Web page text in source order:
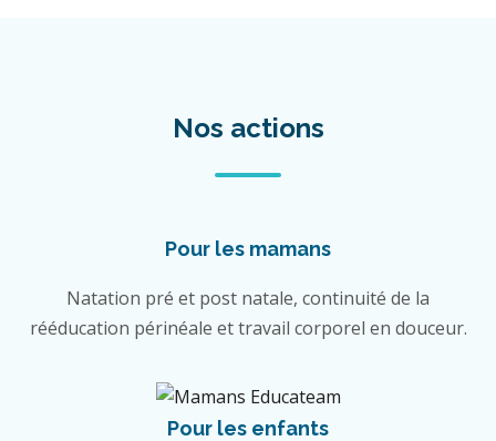
Nos actions
Pour les mamans
Natation pré et post natale, continuité de la
rééducation périnéale et travail corporel en douceur.
Pour les enfants